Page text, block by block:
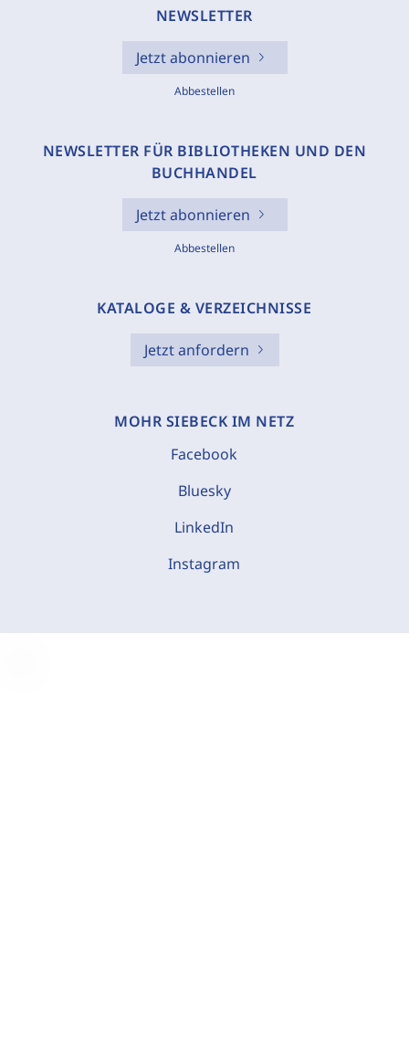
NEWSLETTER
Jetzt abonnieren
Abbestellen
NEWSLETTER FÜR BIBLIOTHEKEN UND DEN
BUCHHANDEL
Jetzt abonnieren
Abbestellen
KATALOGE & VERZEICHNISSE
Jetzt anfordern
MOHR SIEBECK IM NETZ
Facebook
Bluesky
LinkedIn
Instagram